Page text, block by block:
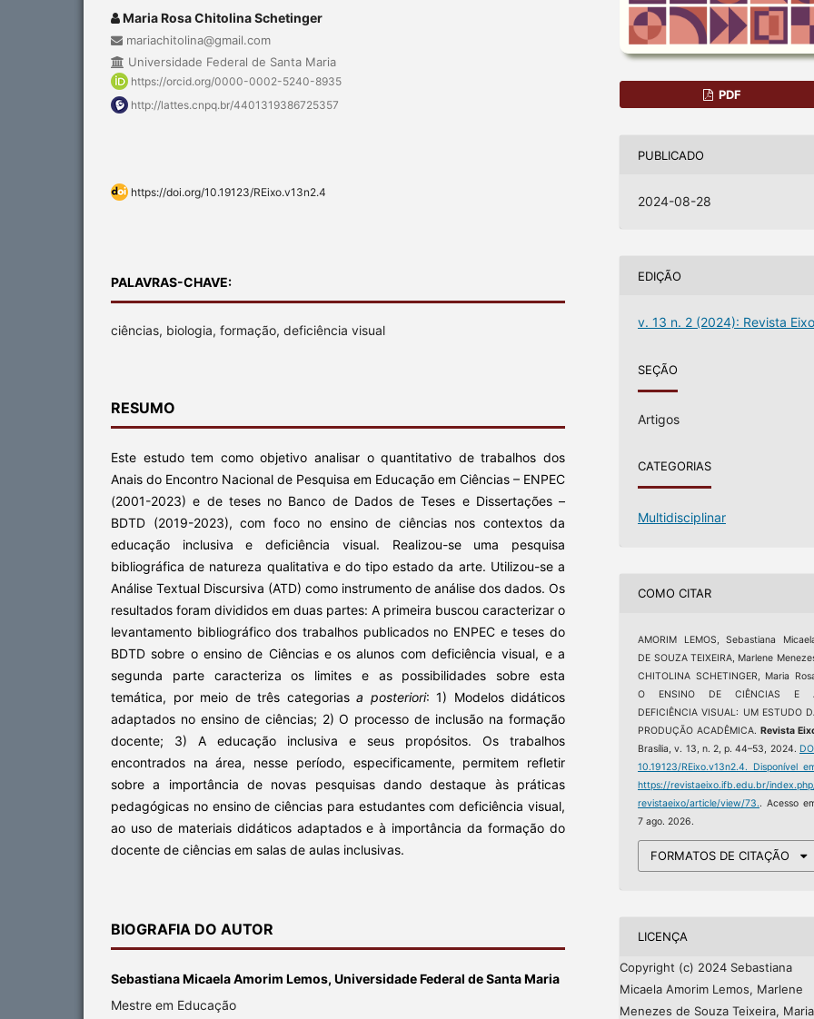
Maria Rosa Chitolina Schetinger
mariachitolina@gmail.com
Universidade Federal de Santa Maria
https://orcid.org/0000-0002-5240-8935
http://lattes.cnpq.br/4401319386725357
https://doi.org/10.19123/REixo.v13n2.4
PALAVRAS-CHAVE:
ciências, biologia, formação, deficiência visual
RESUMO
Este estudo tem como objetivo analisar o quantitativo de trabalhos dos
Anais do Encontro Nacional de Pesquisa em Educação em Ciências – ENPEC
(2001-2023) e de teses no Banco de Dados de Teses e Dissertações –
BDTD (2019-2023), com foco no ensino de ciências nos contextos da
educação inclusiva e deficiência visual. Realizou-se uma pesquisa
bibliográfica de natureza qualitativa e do tipo estado da arte. Utilizou-se a
Análise Textual Discursiva (ATD) como instrumento de análise dos dados. Os
resultados foram divididos em duas partes: A primeira buscou caracterizar o
levantamento bibliográfico dos trabalhos publicados no ENPEC e teses do
BDTD sobre o ensino de Ciências e os alunos com deficiência visual, e a
segunda parte caracteriza os limites e as possibilidades sobre esta
temática, por meio de três categorias a posteriori: 1) Modelos didáticos
adaptados no ensino de ciências; 2) O processo de inclusão na formação
docente; 3) A educação inclusiva e seus propósitos. Os trabalhos
encontrados na área, nesse período, especificamente, permitem refletir
sobre a importância de novas pesquisas dando destaque às práticas
pedagógicas no ensino de ciências para estudantes com deficiência visual,
ao uso de materiais didáticos adaptados e à importância da formação do
docente de ciências em salas de aulas inclusivas.
BIOGRAFIA DO AUTOR
Sebastiana Micaela Amorim Lemos, Universidade Federal de Santa Maria
Mestre em Educação
PDF
PUBLICADO
2024-08-28
EDIÇÃO
v. 13 n. 2 (2024): Revista Eixo
SEÇÃO
Artigos
CATEGORIAS
Multidisciplinar
COMO CITAR
AMORIM LEMOS, Sebastiana
DE SOUZA TEIXEIRA, Marlene
CHITOLINA SCHETINGER, Maria
O ENSINO DE CIÊNCIAS E
DEFICIÊNCIA VISUAL: UM ESTUDO
PRODUÇÃO ACADÊMICA. Revista
Brasília, v. 13, n. 2, p. 44–53, 2024.
10.19123/REixo.v13n2.4. Disponível
https://revistaeixo.ifb.edu.br/
revistaeixo/article/view/73.. Acesso
7 ago. 2026.
FORMATOS DE CITAÇÃO
LICENÇA
Copyright (c) 2024 Sebastiana
Micaela Amorim Lemos, Marlene
Menezes de Souza Teixeira, Maria